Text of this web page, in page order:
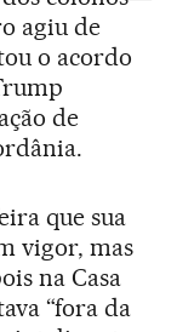
agiu de
o acordo
de
que sua
vigor, mas
na Casa
“fora da